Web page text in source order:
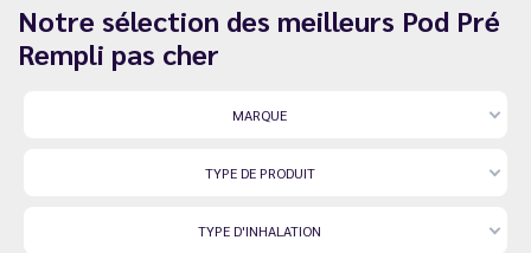
Notre sélection des meilleurs Pod Pré
Rempli pas cher
MARQUE
TYPE DE PRODUIT
TYPE D'INHALATION